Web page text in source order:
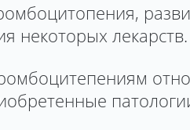
некоторых лекарств.